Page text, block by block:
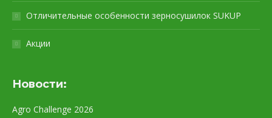
Отличительные особенности зерносушилок SUKUP
Акции
Новости:
Agro Challenge 2026